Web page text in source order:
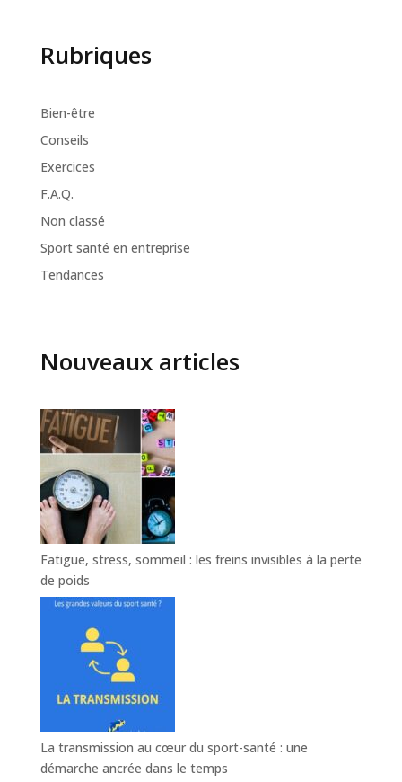
Rubriques
Bien-être
Conseils
Exercices
F.A.Q.
Non classé
Sport santé en entreprise
Tendances
Nouveaux articles
Fatigue, stress, sommeil : les freins invisibles à la perte
de poids
La transmission au cœur du sport-santé : une
démarche ancrée dans le temps